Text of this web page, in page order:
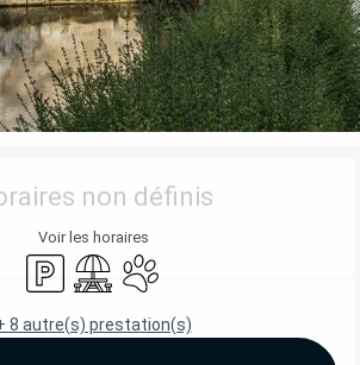
ET COORDONNÉES
non définis
Voir les horaires
ParkingAire de pique nique
Animaux acceptés
8 autre(s) prestation(s)